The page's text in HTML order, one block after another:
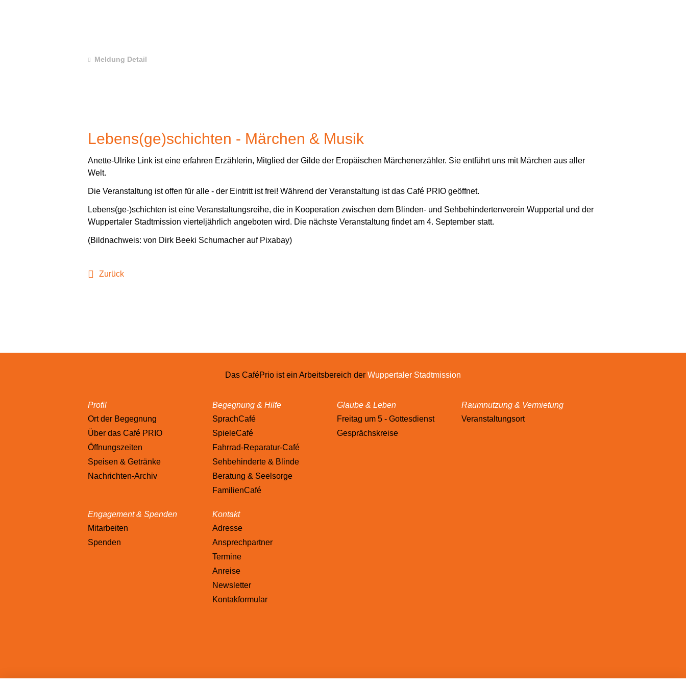
Meldung Detail
Lebens(ge)schichten - Märchen & Musik
Anette-Ulrike Link ist eine erfahren Erzählerin, Mitglied der Gilde der Eropäischen Märchenerzähler. Sie entführt uns mit Märchen aus aller
Welt.
Die Veranstaltung ist offen für alle - der Eintritt ist frei! Während der Veranstaltung ist das Café PRIO geöffnet.
Lebens(ge-)schichten ist eine Veranstaltungsreihe, die in Kooperation zwischen dem Blinden- und Sehbehindertenverein Wuppertal und der
Wuppertaler Stadtmission vierteljährlich angeboten wird. Die nächste Veranstaltung findet am 4. September statt.
(Bildnachweis: von Dirk Beeki Schumacher auf Pixabay)
Zurück
Das CaféPrio ist ein Arbeitsbereich der Wuppertaler Stadtmission
Profil
Ort der Begegnung
Über das Café PRIO
Öffnungszeiten
Speisen & Getränke
Nachrichten-Archiv
Begegnung & Hilfe
SprachCafé
SpieleCafé
Fahrrad-Reparatur-Café
Sehbehinderte & Blinde
Beratung & Seelsorge
FamilienCafé
Glaube & Leben
Freitag um 5 - Gottesdienst
Gesprächskreise
Raumnutzung & Vermietung
Veranstaltungsort
Engagement & Spenden
Mitarbeiten
Spenden
Kontakt
Adresse
Ansprechpartner
Termine
Anreise
Newsletter
Kontakformular